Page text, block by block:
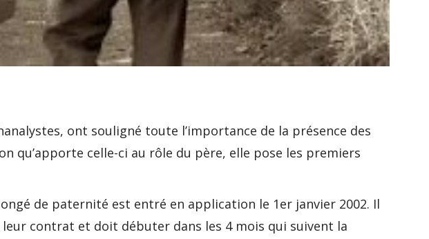
ont souligné toute l’importance de la présence des
qu’apporte celle-ci au rôle du père, elle pose les premiers
de paternité est entré en application le 1er janvier 2002. Il
contrat et doit débuter dans les 4 mois qui suivent la